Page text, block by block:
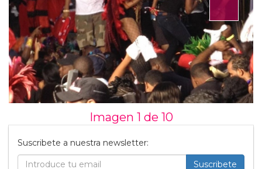
Imagen 1 de 10
Suscribete a nuestra newsletter:
Suscribete